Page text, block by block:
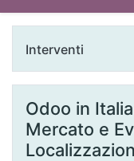
Interventi
Odoo in
Mercato e